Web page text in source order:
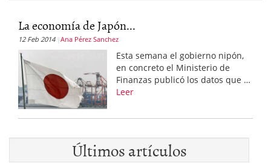
La economía de Japón...
12 Feb 2014 Ana Pérez Sanchez
Esta semana el gobierno nipón,
en concreto el Ministerio de
Finanzas publicó los datos que …
Leer
Últimos artículos